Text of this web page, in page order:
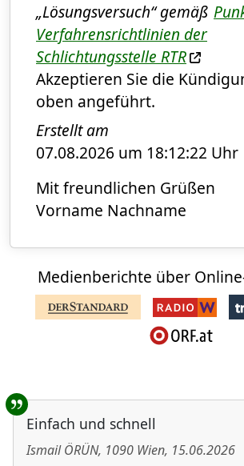
„Lösungsversuch“ gemäß
Verfahrensrichtlinien der
Schlichtungsstelle RTR
Akzeptieren Sie die
oben angeführt.
Erstellt am
07.08.2026 um 18:12:22 Uhr
Mit freundlichen Grüßen
Vorname Nachname
Medienberichte über
Benutzer-
Einfach und schnell
Ismail ÖRÜN, 1090 Wien, 15.06.2026